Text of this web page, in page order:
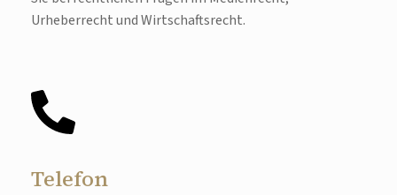
Urheberrecht und Wirtschaftsrecht.
Telefon